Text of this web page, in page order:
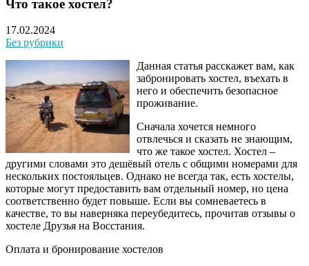
Что такое хостел?
17.02.2024
Без рубрики
Данная статья расскажет вам, как
забронировать хостел, въехать в
него и обеспечить безопасное
проживание.
Сначала хочется немного
отвлечься и сказать не знающим,
что же такое хостел. Хостел –
другими словами это дешёвый отель с общими номерами для
нескольких постояльцев. Однако не всегда так, есть хостелы,
которые могут предоставить вам отдельный номер, но цена
соответственно будет повыше. Если вы сомневаетесь в
качестве, то вы наверняка переубедитесь, прочитав отзывы о
хостеле Друзья на Восстания.
Оплата и бронирование хостелов